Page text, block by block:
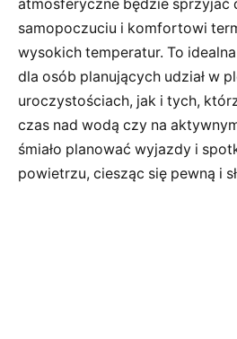
atmosferyczne będzie sprzyjać
samopoczuciu i komfortowi
wysokich temperatur. To
dla osób planujących udział w
uroczystościach, jak i tych,
czas nad wodą czy na
śmiało planować wyjazdy i
powietrzu, ciesząc się pewną i